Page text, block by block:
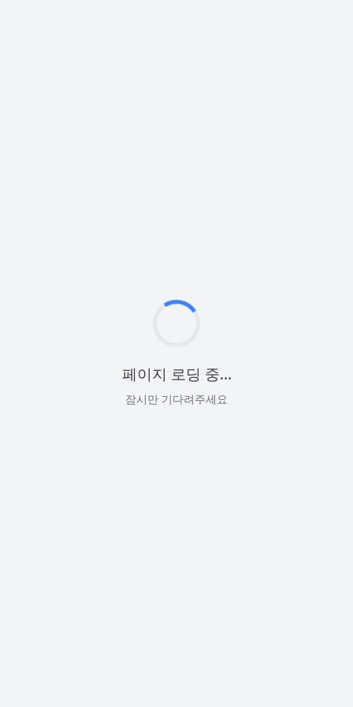
페이지 로딩 중...
잠시만 기다려주세요